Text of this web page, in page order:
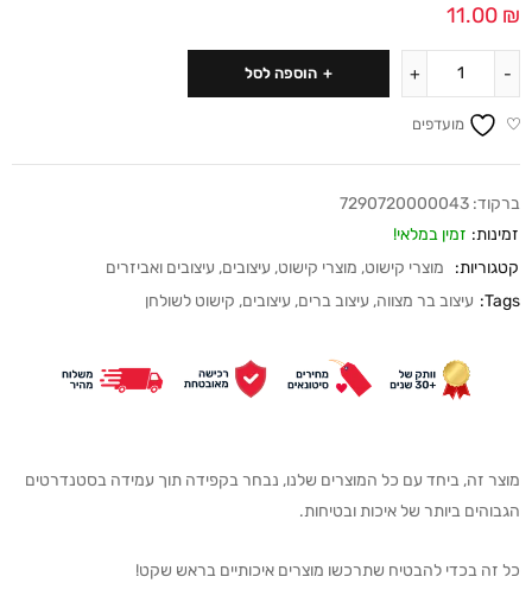
11.00 ₪
הוספה לסל
מועדפים
ברקוד: 7290720000043
זמינות: זמין במלאי!
קטגוריות:
מוצרי קישוט, מוצרי קישוט, עיצובים, עיצובים ואביזרים
Tags: עיצוב בר מצווה, עיצוב ברים, עיצובים, קישוט לשולחן
מוצר זה, ביחד עם כל המוצרים שלנו, נבחר בקפידה תוך עמידה בסטנדרטים
הגבוהים ביותר של איכות ובטיחות.
כל זה בכדי להבטיח שתרכשו מוצרים איכותיים בראש שקט!